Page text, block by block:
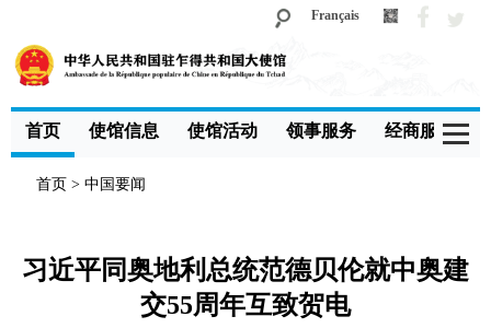
Français
首页 使馆信息 使馆活动 领事服务 经商服务
首页 > 中国要闻
习近平同奥地利总统范德贝伦就中奥建
交55周年互致贺电